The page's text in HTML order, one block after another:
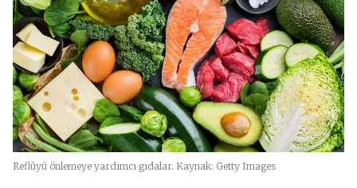
Reflüyü önlemeye yardımcı gıdalar. Kaynak: Getty Images